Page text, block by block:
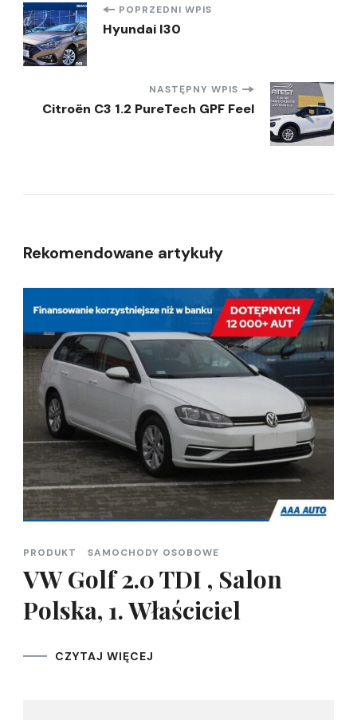
Nawigacja
wpisu
POPRZEDNI WPIS
Hyundai I30
NASTĘPNY WPIS
Citroën C3 1.2 PureTech GPF Feel
Rekomendowane artykuły
PRODUKT SAMOCHODY OSOBOWE
VW Golf 2.0 TDI , Salon
Polska, 1. Właściciel
CZYTAJ WIĘCEJ